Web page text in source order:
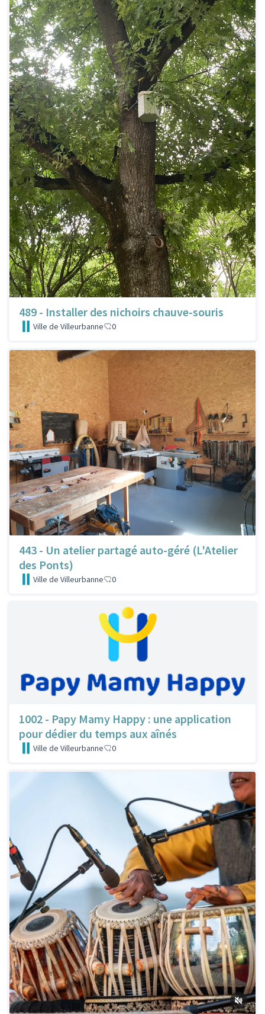
489 - Installer des nichoirs chauve-souris
Ville de Villeurbanne 0
443 - Un atelier partagé auto-géré (L'Atelier
des Ponts)
Ville de Villeurbanne 0
1002 - Papy Mamy Happy : une application
pour dédier du temps aux aînés
Ville de Villeurbanne 0